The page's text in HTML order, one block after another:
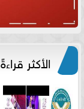
الأكثر قراءةً